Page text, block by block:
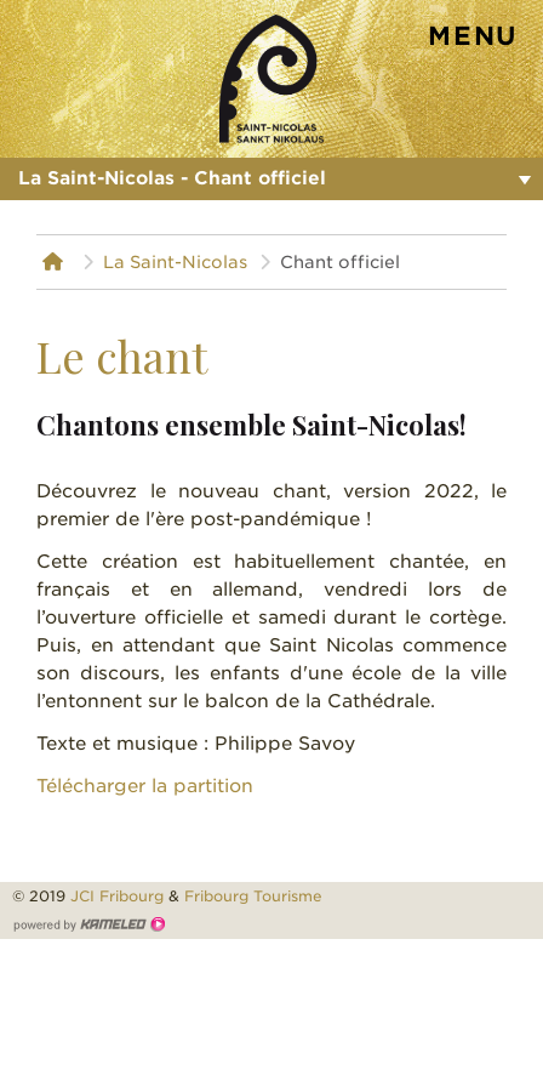
st-nicolas.ch
MENU
La Saint-Nicolas - Chant officiel
La Saint-Nicolas Chant officiel
Le chant
Chantons ensemble Saint-Nicolas!
Découvrez le nouveau chant, version 2022, le
premier de l'ère post-pandémique !
Cette création est habituellement chantée, en
français et en allemand, vendredi lors de
l’ouverture officielle et samedi durant le cortège.
Puis, en attendant que Saint Nicolas commence
son discours, les enfants d'une école de la ville
l’entonnent sur le balcon de la Cathédrale.
Texte et musique : Philippe Savoy
Télécharger la partition
© 2019 JCI Fribourg & Fribourg Tourisme
Création